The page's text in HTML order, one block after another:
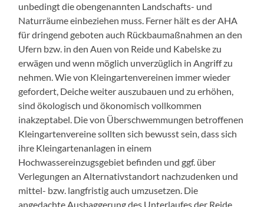
unbedingt die obengenannten Landschafts- und
Naturräume einbeziehen muss. Ferner hält es der AHA
für dringend geboten auch Rückbaumaßnahmen an den
Ufern bzw. in den Auen von Reide und Kabelske zu
erwägen und wenn möglich unverzüglich in Angriff zu
nehmen. Wie von Kleingartenvereinen immer wieder
gefordert, Deiche weiter auszubauen und zu erhöhen,
sind ökologisch und ökonomisch vollkommen
inakzeptabel. Die von Überschwemmungen betroffenen
Kleingartenvereine sollten sich bewusst sein, dass sich
ihre Kleingartenanlagen in einem
Hochwassereinzugsgebiet befinden und ggf. über
Verlegungen an Alternativstandort nachzudenken und
mittel- bzw. langfristig auch umzusetzen. Die
angedachte Ausbaggerung des Unterlaufes der Reide